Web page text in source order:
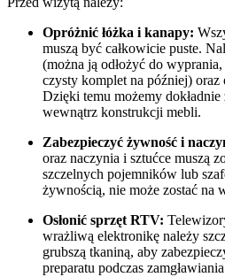
Opróżnić łóżka i kanapy:
muszą być całkowicie puste.
(można ją odłożyć do
czysty komplet na później)
Dzięki temu możemy
wewnątrz konstrukcji mebli.
Zabezpieczyć żywność i
oraz naczynia i sztućce muszą
szczelnych pojemników lub
żywnością, nie może zostać na
Osłonić sprzęt RTV:
wrażliwą elektronikę należy
grubszą tkaniną, aby
preparatu podczas